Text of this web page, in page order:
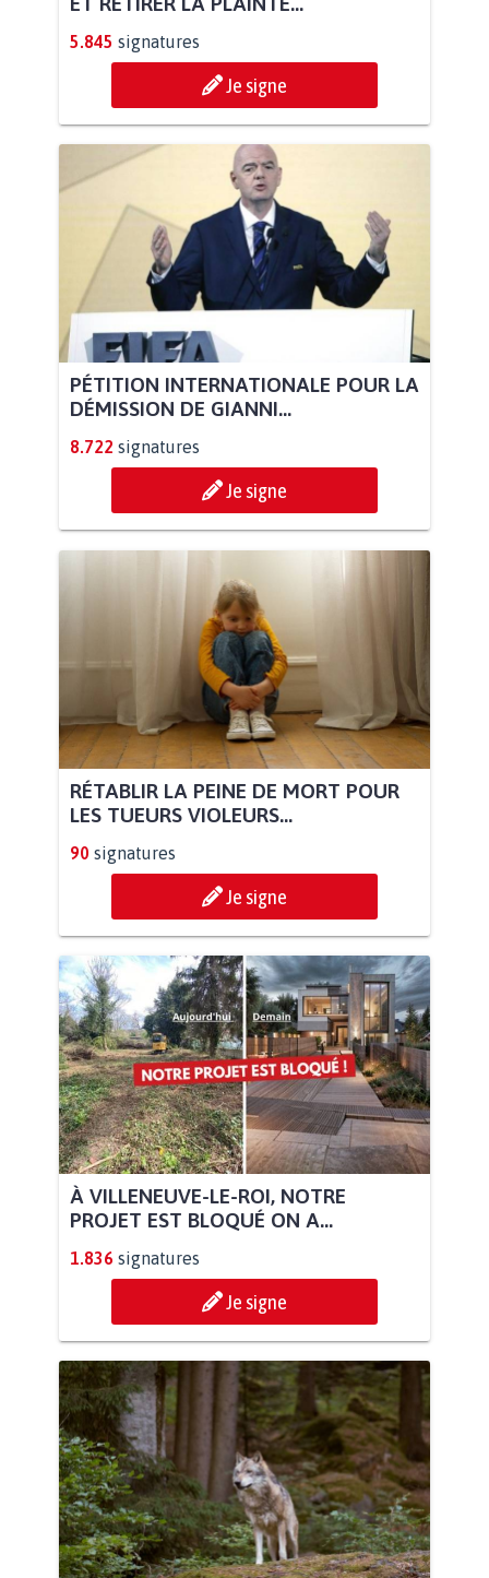
5.845 signatures
Je signe
PÉTITION INTERNATIONALE POUR LA
DÉMISSION DE GIANNI...
8.722 signatures
Je signe
RÉTABLIR LA PEINE DE MORT POUR
LES TUEURS VIOLEURS...
90 signatures
Je signe
À VILLENEUVE-LE-ROI, NOTRE
PROJET EST BLOQUÉ ON A...
1.836 signatures
Je signe